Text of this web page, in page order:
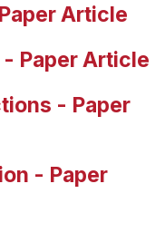
Article
Paper Article
- Paper
- Paper